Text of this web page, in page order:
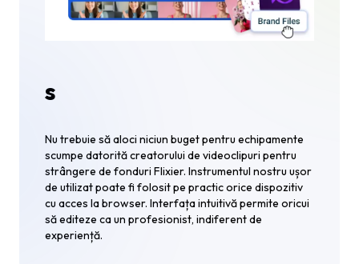
s
Nu trebuie să aloci niciun buget pentru echipamente
scumpe datorită creatorului de videoclipuri pentru
strângere de fonduri Flixier. Instrumentul nostru ușor
de utilizat poate fi folosit pe practic orice dispozitiv
cu acces la browser. Interfața intuitivă permite oricui
să editeze ca un profesionist, indiferent de
experiență.